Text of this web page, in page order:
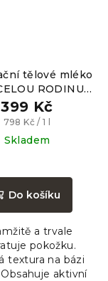
tělové mléko
RODINU,
500ml
399 Kč
Měrná
cena:
798 Kč / 1 l
Skladem
hodnocení
produktu
z
5
hvězdiček.
Do košíku
a trvale
pokožku.
textura na bázi
aktivní